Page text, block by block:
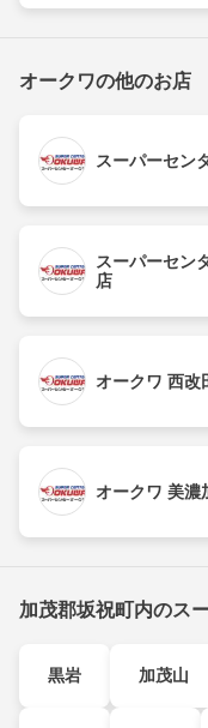
オークワの他のお店
スーパーセン
スーパーセン
店
オークワ 西改
オークワ 美濃
加茂郡坂祝町内のス
黒岩 加茂山